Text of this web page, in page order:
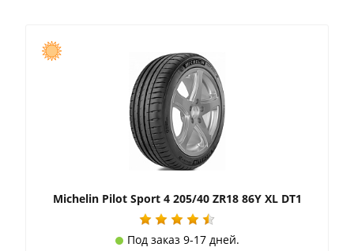
Michelin Pilot Sport 4 205/40 ZR18 86Y XL DT1
Под заказ 9-17 дней.